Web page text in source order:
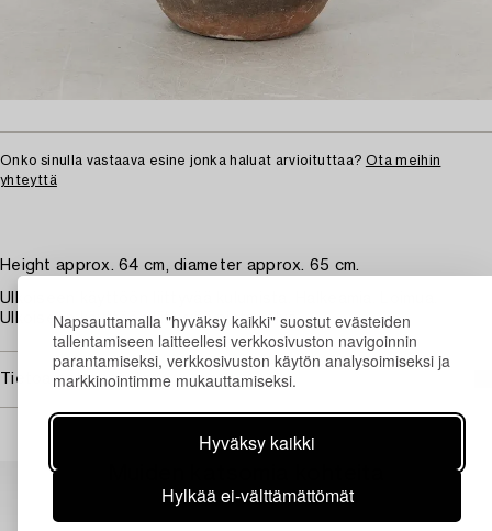
Napsauttamalla "hyväksy kaikki" suostut evästeiden
tallentamiseen laitteellesi verkkosivuston navigoinnin
parantamiseksi, verkkosivuston käytön analysoimiseksi ja
markkinointimme mukauttamiseksi.
Hyväksy kaikki
Hylkää ei-välttämättömät
Onko sinulla vastaava esine jonka haluat arvioituttaa? Ota meihin
yhteyttä
Height approx. 64 cm, diameter approx. 65 cm.
Ulkoiseen käyttöön liittyvää kulumista. Halkeamia. Loimua.
Ulkoiseen käyttöön liittyvää pintapölyä.
Tietoa ostamisesta